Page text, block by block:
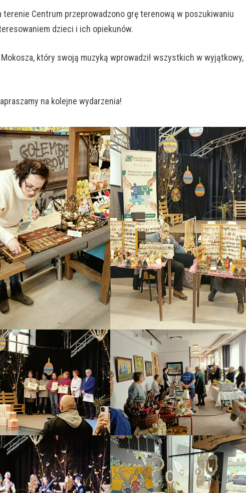
terenie Centrum przeprowadzono grę terenową w poszukiwaniu
dzieci i ich opiekunów.
który swoją muzyką wprowadził wszystkich w wyjątkowy,
na kolejne wydarzenia!